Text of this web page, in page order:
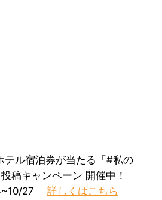
テル宿泊券が当たる「#私の
稿キャンペーン 開催中！
27 詳しくはこちら